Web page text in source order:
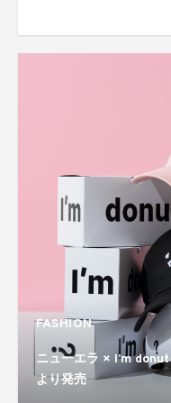
FASHION
ニューエラ × I’m
より発売